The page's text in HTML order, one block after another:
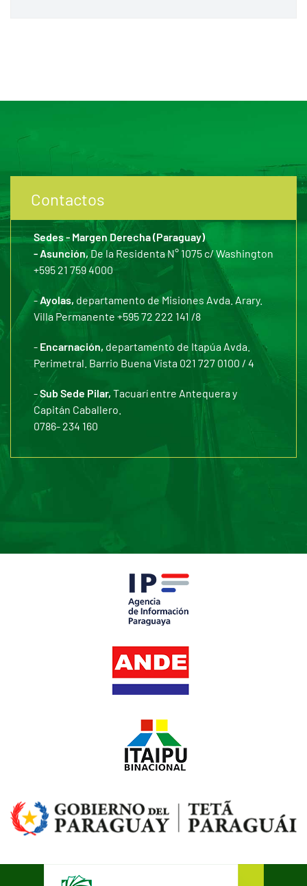
Contactos
Sedes - Margen Derecha (Paraguay)
- Asunción,De la Residenta N° 1075 c/ Washington
+595 21 759 4000
- Ayolas, departamento de Misiones Avda. Arary.
Villa Permanente +595 72 222 141 /8
- Encarnación, departamento de Itapúa Avda.
Perimetral. Barrio Buena Vista 021 727 0100 / 4
-Sub Sede Pilar, Tacuarí entre Antequera y
Capitán Caballero.
0786- 234 160